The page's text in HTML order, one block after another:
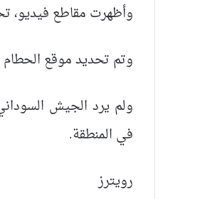
وأظهرت مقاطع فيديو،
وتم تحديد موقع
ولم يرد الجيش
في المنطقة.
رويترز